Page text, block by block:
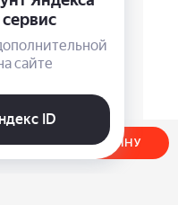
ДОБАВИТЬ В КОРЗИНУ
Чемодан Bugatti Galatea